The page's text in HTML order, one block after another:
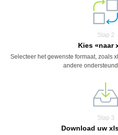
Stap 2
Kies «naar
Selecteer het gewenste formaat, zoals
andere
Stap 3
Download uw